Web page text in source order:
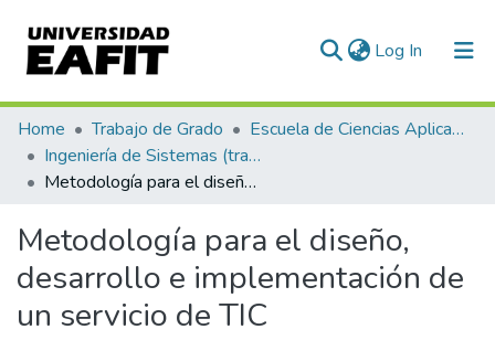
Log In (current)
Communities & Collections
All of DSpace
Home Trabajo de Grado
Escuela de Ciencias Aplicadas e Ingeniería
Ingeniería de Sistemas (trabajo de grado)
Metodología para el diseño, desarrollo e implementación de un servicio de TIC
Metodología para el diseño,
desarrollo e implementación de
un servicio de TIC